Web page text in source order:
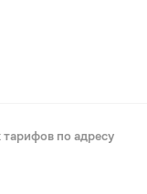
тарифов по адресу